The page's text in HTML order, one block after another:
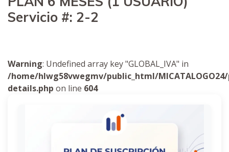
Servicio #: 2-2
Warning: Undefined array key "GLOBAL_IVA" in
/home/hlwg58vwegmv/public_html/
details.php on line 604